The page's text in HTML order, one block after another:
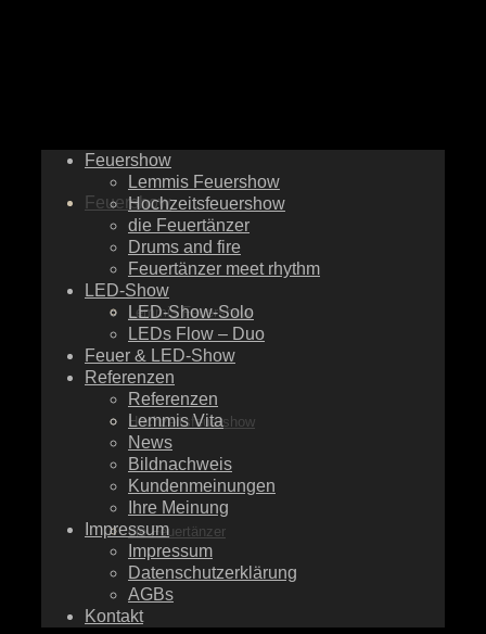
Feuershow
Lemmis Feuershow
Hochzeitsfeuershow
die Feuertänzer
Feuershow
Lemmis Feuershow
Hochzeitsfeuershow
die Feuertänzer
Drums and fire
Feuertänzer meet rhythm
LED-Show
LED-Show-Solo
LEDs Flow – Duo
Feuer & LED-Show
Referenzen
Referenzen
Lemmis Vita
News
Bildnachweis
Kundenmeinungen
Ihre Meinung
Impressum
Impressum
Datenschutzerklärung
AGBs
Kontakt